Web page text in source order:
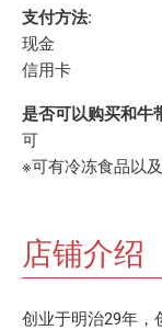
支付方法:
现金
信用卡
是否可以购买和牛
可
※可有冷冻食品以
店铺介绍
创业于明治29年，